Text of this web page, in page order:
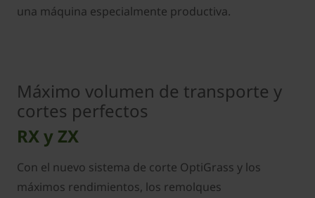
una máquina especialmente productiva.
Máximo volumen de transporte y
cortes perfectos
RX y ZX
Con el nuevo sistema de corte OptiGrass y los
máximos rendimientos, los remolques